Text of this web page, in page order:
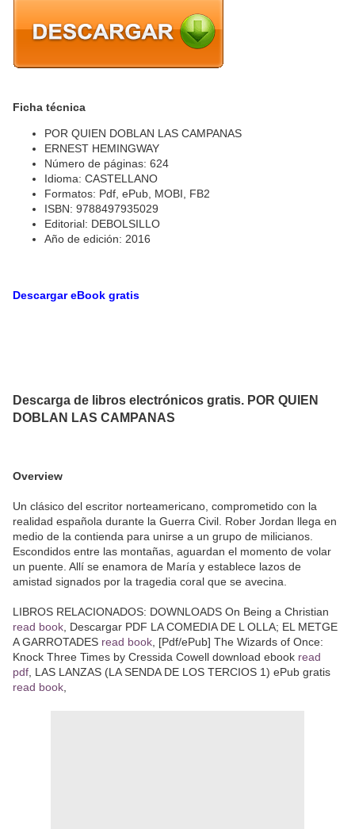
Ficha técnica
POR QUIEN DOBLAN LAS CAMPANAS
ERNEST HEMINGWAY
Número de páginas: 624
Idioma: CASTELLANO
Formatos: Pdf, ePub, MOBI, FB2
ISBN: 9788497935029
Editorial: DEBOLSILLO
Año de edición: 2016
Descargar eBook gratis
Descarga de libros electrónicos gratis. POR QUIEN
DOBLAN LAS CAMPANAS
Overview
Un clásico del escritor norteamericano, comprometido con la
realidad española durante la Guerra Civil. Rober Jordan llega en
medio de la contienda para unirse a un grupo de milicianos.
Escondidos entre las montañas, aguardan el momento de volar
un puente. Allí se enamora de María y establece lazos de
amistad signados por la tragedia coral que se avecina.
LIBROS RELACIONADOS: DOWNLOADS On Being a Christian
read book , Descargar PDF LA COMEDIA DE L OLLA; EL METGE
A GARROTADES read book , [Pdf/ePub] The Wizards of Once:
Knock Three Times by Cressida Cowell download ebook read
pdf , LAS LANZAS (LA SENDA DE LOS TERCIOS 1) ePub gratis
read book